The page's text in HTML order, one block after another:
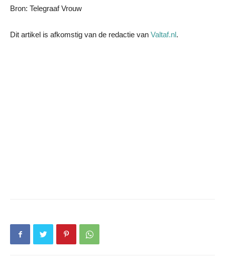
Bron: Telegraaf Vrouw
Dit artikel is afkomstig van de redactie van Valtaf.nl.